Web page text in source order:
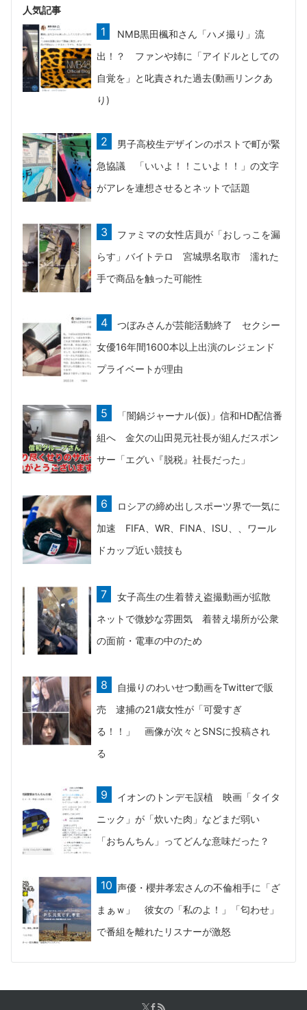
人気記事
NMB黒田楓和さん「ハメ撮り」流
出！？ ファンや姉に「アイドルとしての
自覚を」と叱責された過去(動画リンクあ
り)
男子高校生デザインのポストで町が緊
急協議 「いいよ！！こいよ！！」の文字
がアレを連想させるとネットで話題
ファミマの女性店員が「おしっこを漏
らす」バイトテロ 宮城県名取市 濡れた
手で商品を触った可能性
つぼみさんが芸能活動終了 セクシー
女優16年間1600本以上出演のレジェンド
プライベートが理由
「闇鍋ジャーナル(仮)」信和HD配信番
組へ 金欠の山田晃元社長が組んだスポン
サー「エグい『脱税』社長だった」
ロシアの締め出しスポーツ界で一気に
加速 FIFA、WR、FINA、ISU、、ワール
ドカップ近い競技も
女子高生の生着替え盗撮動画が拡散
ネットで微妙な雰囲気 着替え場所が公衆
の面前・電車の中のため
自撮りのわいせつ動画をTwitterで販
売 逮捕の21歳女性が「可愛すぎ
る！！」 画像が次々とSNSに投稿され
る
イオンのトンデモ誤植 映画「タイタ
ニック」が「炊いた肉」などまだ弱い
「おちんちん」ってどんな意味だった？
声優・櫻井孝宏さんの不倫相手に「ざ
まぁｗ」 彼女の「私のよ！」「匂わせ」
で番組を離れたリスナーが激怒